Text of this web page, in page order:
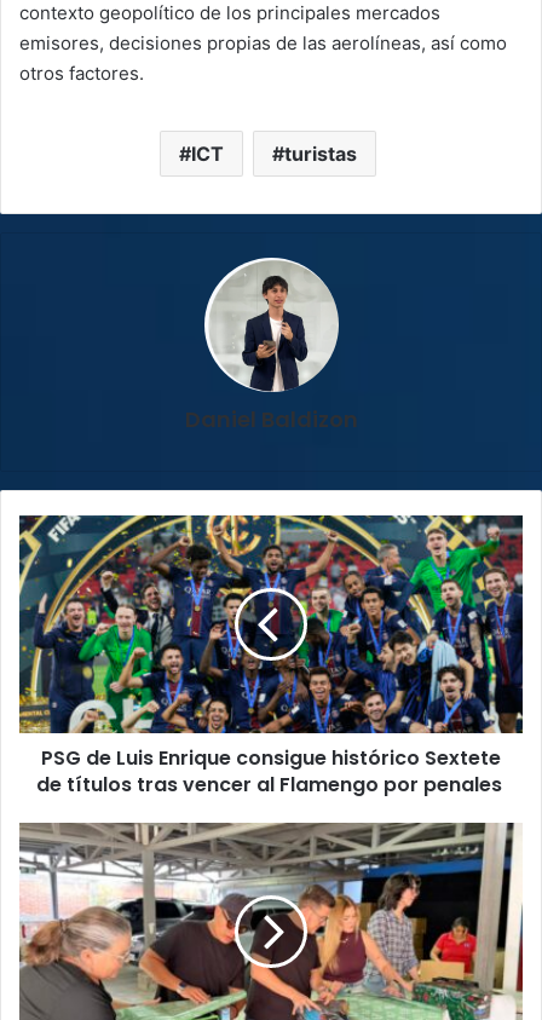
contexto geopolítico de los principales mercados
emisores, decisiones propias de las aerolíneas, así como
otros factores.
ICT turistas
Daniel Baldizon
PSG
de
Luis
Enrique
consigue
histórico
Sextete
de
títulos
tras
vencer
Flamengo
por
penales
PSG de Luis Enrique consigue histórico Sextete
de títulos tras vencer al Flamengo por penales
“La
Aldea“
inicia
la
envoltura
de
de